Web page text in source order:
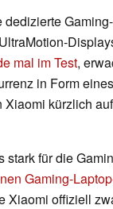
mal im Test,
in Form
kürzlich
für die
Gaming-
Xiaomi offiziell